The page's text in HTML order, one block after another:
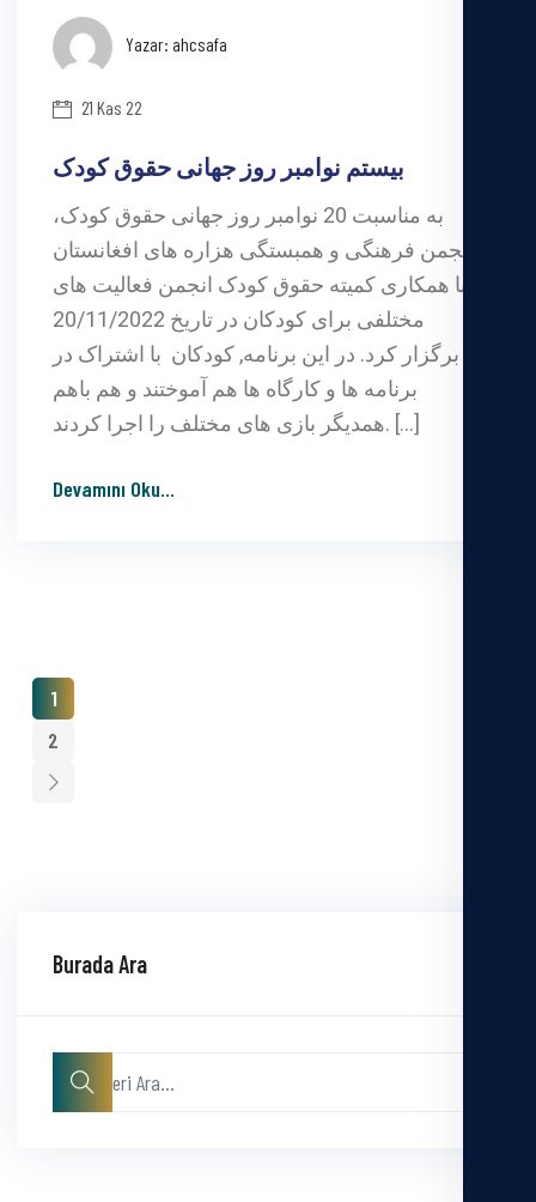
Yazar: ahcsafa
21 Kas 22
بیستم نوامبر روز جهانی حقوق کودک
به مناسبت 20 نوامبر روز جهانی حقوق کودک،
انجمن فرهنگی و همبستگی هزاره های افغانستان
با همکاری کمیته حقوق کودک انجمن فعالیت های
مختلفی برای کودکان در تاریخ 20/11/2022
برگزار کرد. در این برنامه, کودکان با اشتراک در
برنامه ها و کارگاه ها هم آموختند و هم باهم
همدیگر بازی های مختلف را اجرا کردند. […]
Devamını Oku...
1
2
Burada Ara